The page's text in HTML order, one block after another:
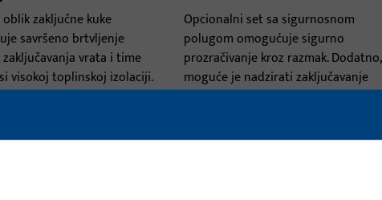
zaključne kuke
savršeno brtvljenje
vrata i time
visokoj toplinskoj izolaciji.
Opcionalni set sa sigurnosnom
polugom omogućuje sigurno
prozračivanje kroz razmak. Dodatno,
moguće je nadzirati zaključavanje
zamjenom standardnog masivnog
funkcijom nadzora.